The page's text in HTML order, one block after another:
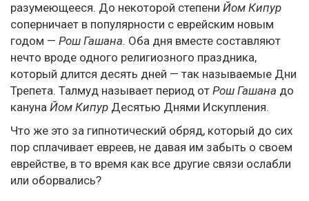
разумеющееся. До некоторой степени Йом Кипур
соперничает в популярности с еврейским новым
годом — Рош Гашана. Оба дня вместе составляют
нечто вроде одного религиозного праздника,
который длится десять дней — так называемые Дни
Трепета. Талмуд называет период от Рош Гашана до
кануна Йом Кипур Десятью Днями Искупления.
Что же это за гипнотический обряд, который до сих
пор сплачивает евреев, не давая им забыть о своем
еврействе, в то время как все другие связи ослабли
или оборвались?